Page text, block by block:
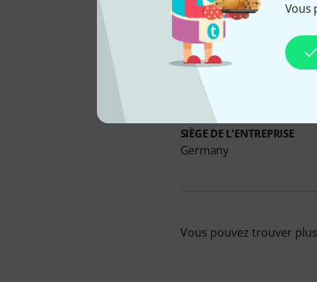
Vous
SIÈGE DE L'ENTREPRISE
Germany
Vous pouvez trouver